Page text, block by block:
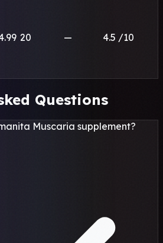
20 — 4.5 /10
Questions
Muscaria supplement?